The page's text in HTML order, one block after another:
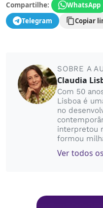
Compartilhe: WhatsApp
Telegram
Copiar
SOBRE A
Claudia
Com 50
Lisboa é
no
interpretou
formou
Ver todos